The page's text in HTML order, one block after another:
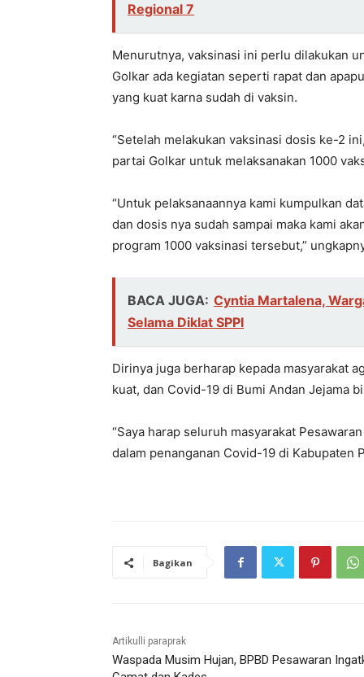
Regional 7
Menurutnya, vaksinasi ini perlu dilakukan
Golkar ada kegiatan seperti rapat dan
yang kuat karna sudah di vaksin.
“Setelah melakukan vaksinasi dosis ke-2
partai Golkar untuk melaksanakan 1000
“Untuk pelaksanaannya kami kumpulkan
dan dosis nya sudah sampai maka kami
program 1000 vaksinasi tersebut,”
BACA JUGA: Cyntia Martalena,
Selama Diklat SPPI
Dirinya juga berharap kepada masyarakat
kuat, dan Covid-19 di Bumi Andan Jejama
“Saya harap seluruh masyarakat
dalam penanganan Covid-19 di Kabupaten
Bagikan
Artikulli paraprak
Waspada Musim Hujan, BPBD Pesawaran